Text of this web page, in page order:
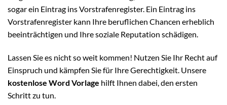
sogar ein Eintrag ins Vorstrafenregister. Ein Eintrag ins
Vorstrafenregister kann Ihre beruflichen Chancen erheblich
beeinträchtigen und Ihre soziale Reputation schädigen.
Lassen Sie es nicht so weit kommen! Nutzen Sie Ihr Recht auf
Einspruch und kämpfen Sie für Ihre Gerechtigkeit. Unsere
kostenlose Word Vorlage hilft Ihnen dabei, den ersten
Schritt zu tun.